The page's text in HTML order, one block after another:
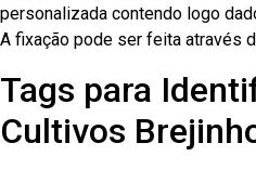
personalizada contendo logo
A fixação pode ser feita através
Tags para
Cultivos